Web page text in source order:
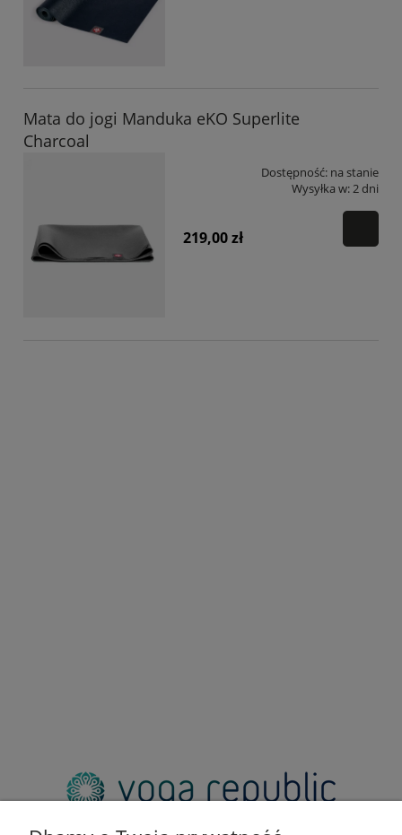
Mata do jogi Manduka eKO Superlite
Charcoal
Dostępność: na stanie
Wysyłka w:2 dni
219,00 zł